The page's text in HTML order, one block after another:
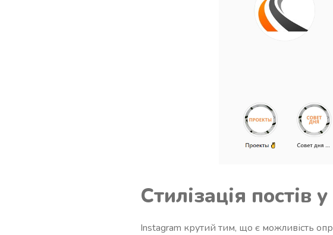
Стилізація постів
Instagram крутий тим, що є можливість